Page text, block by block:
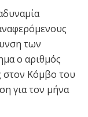
των
ο αριθμός
στον Κόμβο του
για τον μήνα